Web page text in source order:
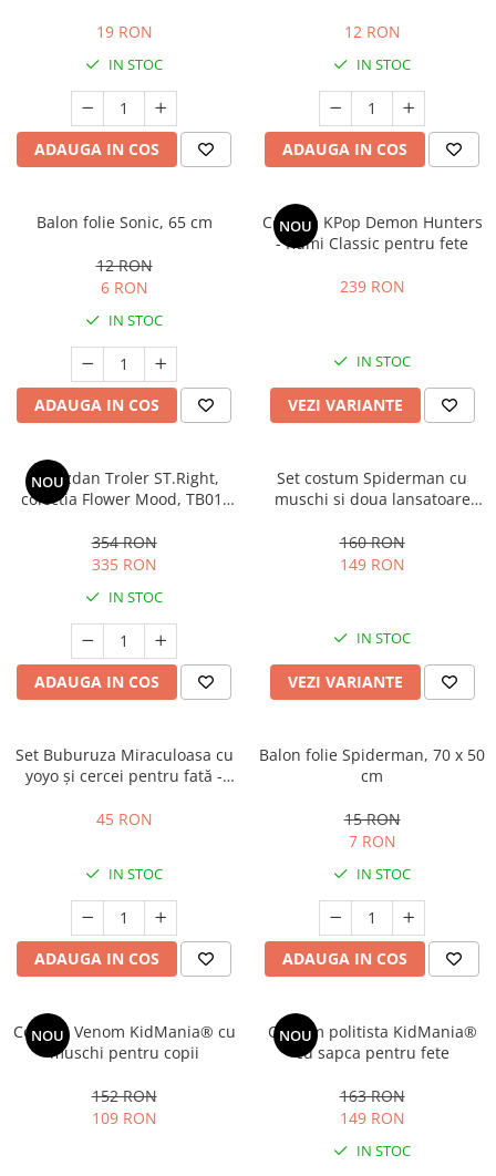
19 RON
IN STOC
ADAUGA IN COS
12 RON
IN STOC
ADAUGA IN COS
Balon folie Sonic, 65 cm
12 RON
6 RON
IN STOC
ADAUGA IN COS
NOU
Costum KPop Demon Hunters
- Rumi Classic pentru fete
239 RON
IN STOC
VEZI VARIANTE
NOU
Ghiozdan Troler ST.Right,
colectia Flower Mood, TB01,
354 RON
335 RON
IN STOC
ADAUGA IN COS
Set costum Spiderman cu
muschi si doua lansatoare
160 RON
149 RON
IN STOC
VEZI VARIANTE
Set Buburuza Miraculoasa cu
yoyo și cercei pentru fată -
45 RON
IN STOC
ADAUGA IN COS
Balon folie Spiderman, 70 x 50
cm
15 RON
7 RON
IN STOC
ADAUGA IN COS
NOU
Costum Venom KidMania® cu
muschi pentru copii
152 RON
109 RON
NOU
Costum politista KidMania®
cu sapca pentru fete
163 RON
149 RON
IN STOC